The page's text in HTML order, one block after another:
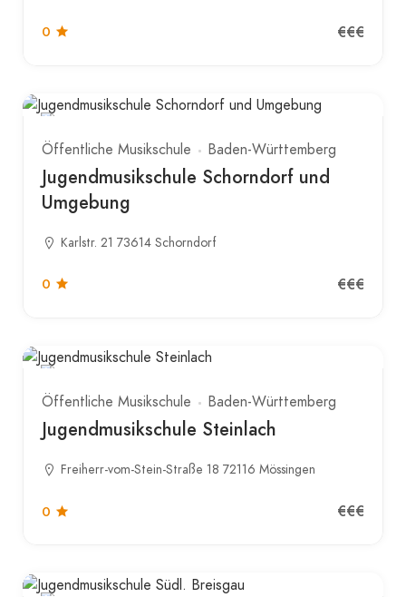
0 €€€
Öffentliche Musikschule Baden-Württemberg
Jugendmusikschule Schorndorf und
Umgebung
Karlstr. 21 73614 Schorndorf
0 €€€
Öffentliche Musikschule Baden-Württemberg
Jugendmusikschule Steinlach
Freiherr-vom-Stein-Straße 18 72116 Mössingen
0 €€€